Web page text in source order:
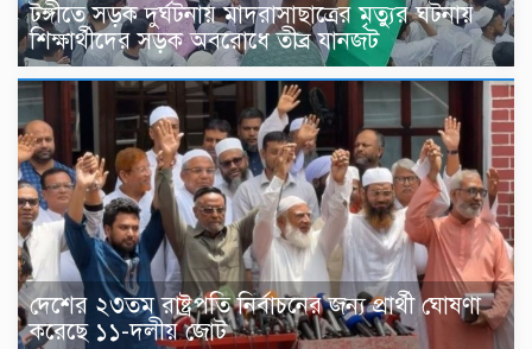
টঙ্গীতে সড়ক দুর্ঘটনায় মাদরাসাছাত্রের মৃত্যুর ঘটনায়
শিক্ষার্থীদের সড়ক অবরোধে তীব্র যানজট
দেশের ২৩তম রাষ্ট্রপতি নির্বাচনের জন্য প্রার্থী ঘোষণা
করেছে ১১-দলীয় জোট